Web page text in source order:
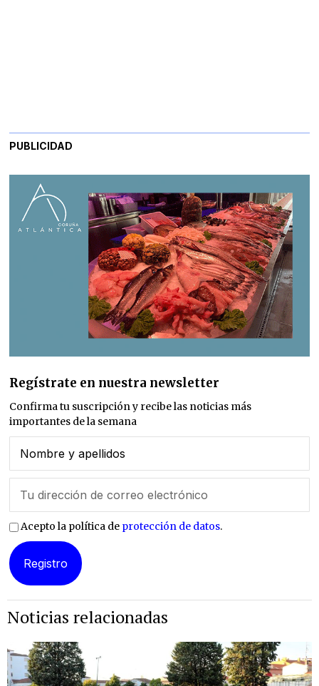
PUBLICIDAD
Regístrate en nuestra newsletter
Confirma tu suscripción y recibe las noticias más
importantes de la semana
Acepto la política de protección de datos.
Noticias relacionadas